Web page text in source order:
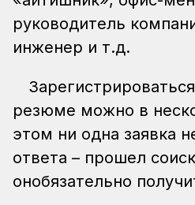
руководитель
инженер и т.д.
резюме можно в
этом ни одна заявка
ответа – прошел
онобязательно